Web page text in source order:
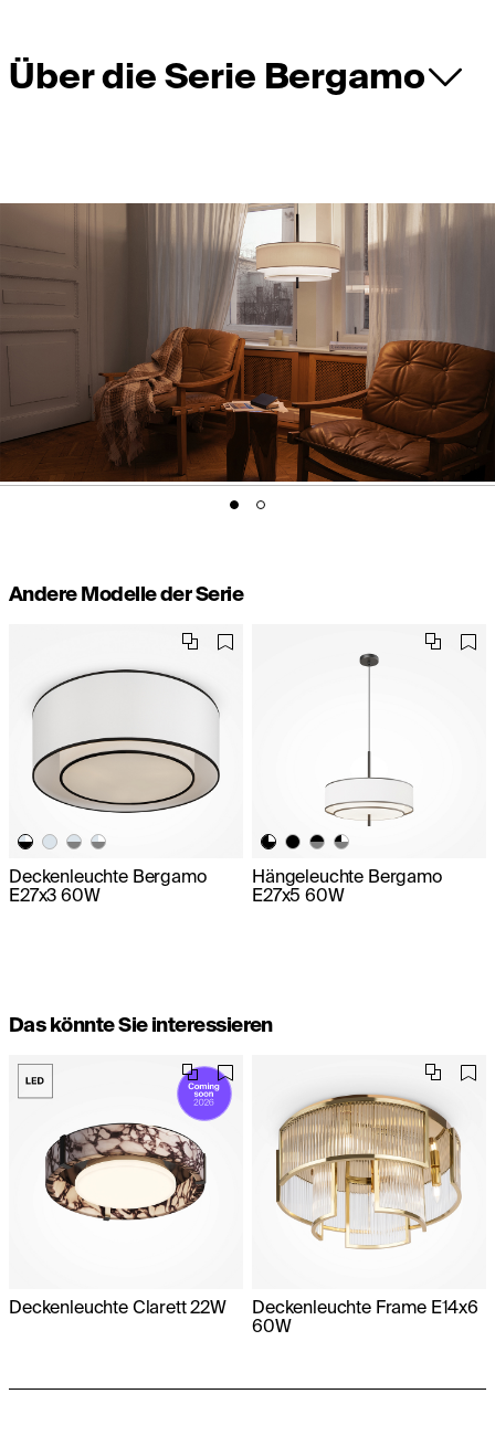
Über die Serie Bergamo
Andere Modelle der Serie
Deckenleuchte Bergamo
E27x3 60W
Hängeleuchte Bergamo
E27x5 60W
Das könnte Sie interessieren
Deckenleuchte Clarett 22W
Deckenleuchte Frame E14x6
60W